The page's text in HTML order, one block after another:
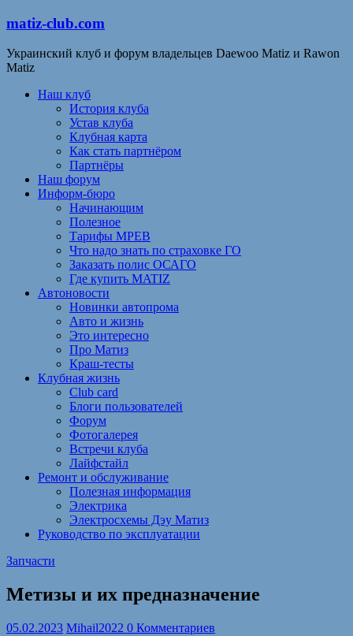
matiz-club.com
Украинский клуб и форум владельцев Daewoo Matiz и Rawon
Matiz
Наш клуб
История клуба
Устав клуба
Клубная карта
Как стать партнёром
Партнёры
Наш форум
Информ-бюро
Начинающим
Полезное
Тарифы МРЕВ
Что надо знать по страховке ГО
Заказать полис ОСАГО
Где купить MATIZ
Автоновости
Новинки автопрома
Авто и жизнь
Это интересно
Про Матиз
Краш-тесты
Клубная жизнь
Club card
Блоги пользователей
Форум
Фотогалерея
Встречи клуба
Лайфстайл
Ремонт и обслуживание
Полезная информация
Электрика
Электросхемы Дэу Матиз
Руководство по эксплуатации
Запчасти
Метизы и их предназначение
05.02.2023 Mihail2022 0 Комментариев